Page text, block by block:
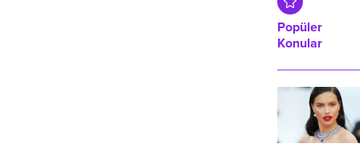
dünya meydanlarıyla boy
ölçüşecek bir projeyle kent
meydanına dönüştürmek için
Popüler
Konular